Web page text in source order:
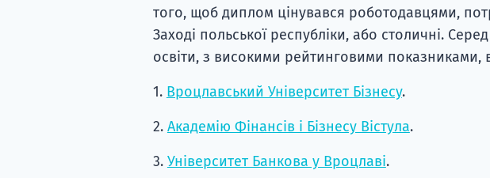
того, щоб диплом цінувався роботодавцями,
Заході польської республіки, або столичні.
освіти, з високими рейтинговими показниками,
1. Вроцлавський Університет Бізнесу.
2. Академію Фінансів і Бізнесу Вістула.
3. Університет Банкова у Вроцлаві.